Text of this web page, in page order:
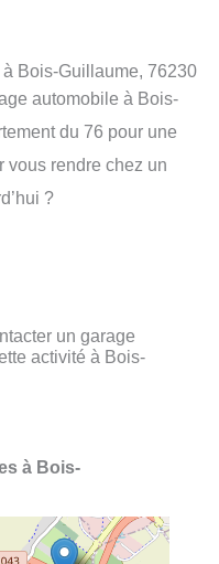
Bois-Guillaume, 76230
automobile à Bois-
du 76 pour une
vous rendre chez un
?
un garage
activité à Bois-
à Bois-